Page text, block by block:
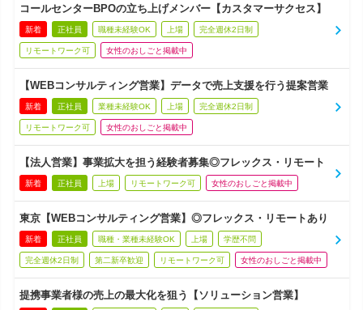
コールセンターBPOの立ち上げメンバー【カスタマーサクセス】
新着 正社員 職種未経験OK 上場 完全週休2日制
リモートワーク可 女性のおしごと掲載中
【WEBコンサルティング営業】データで売上支援を行う提案営業
新着 正社員 業種未経験OK 上場 完全週休2日制
リモートワーク可 女性のおしごと掲載中
【法人営業】事業拡大を担う経験者募集◎フレックス・リモート
新着 正社員 上場 リモートワーク可 女性のおしごと掲載中
東京【WEBコンサルティング営業】◎フレックス・リモートあり
新着 正社員 職種・業種未経験OK 上場 学歴不問
完全週休2日制 第二新卒歓迎 リモートワーク可 女性のおしごと掲載中
提携事業者様の売上の最大化を狙う【ソリューション営業】